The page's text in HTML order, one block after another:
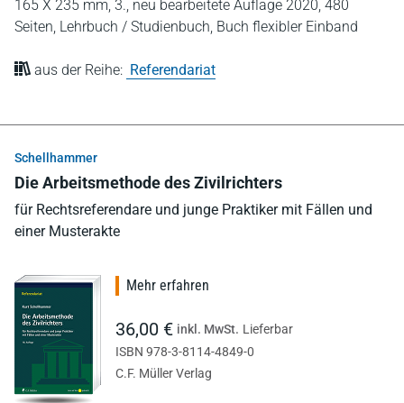
165 X 235 mm, 3., neu bearbeitete Auflage 2020, 480
Seiten, Lehrbuch / Studienbuch, Buch flexibler Einband
aus der Reihe: Referendariat
Schellhammer
Die Arbeitsmethode des Zivilrichters
für Rechtsreferendare und junge Praktiker mit Fällen und
einer Musterakte
Mehr erfahren
36,00 € inkl. MwSt. Lieferbar
ISBN 978-3-8114-4849-0
C.F. Müller Verlag